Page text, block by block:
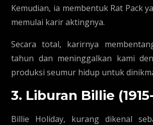
Kemudian, ia membentuk Rat Pack
memulai karir aktingnya.
Secara total, karirnya
tahun dan meninggalkan kami
produksi seumur hidup untuk
3. Liburan Billie
Billie Holiday, kurang dikenal